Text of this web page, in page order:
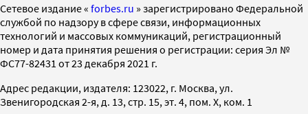
Cетевое издание « forbes.ru » зарегистрировано Федеральной
службой по надзору в сфере связи, информационных
технологий и массовых коммуникаций, регистрационный
номер и дата принятия решения о регистрации: серия Эл №
ФС77-82431 от 23 декабря 2021 г.
Адрес редакции, издателя: 123022, г. Москва, ул.
Звенигородская 2-я, д. 13, стр. 15, эт. 4, пом. X, ком. 1